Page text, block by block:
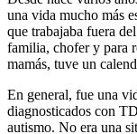
una vida mucho más
que trabajaba fuera
familia, chofer y para
mamás, tuve un
En general, fue una
diagnosticados con
autismo. No era una